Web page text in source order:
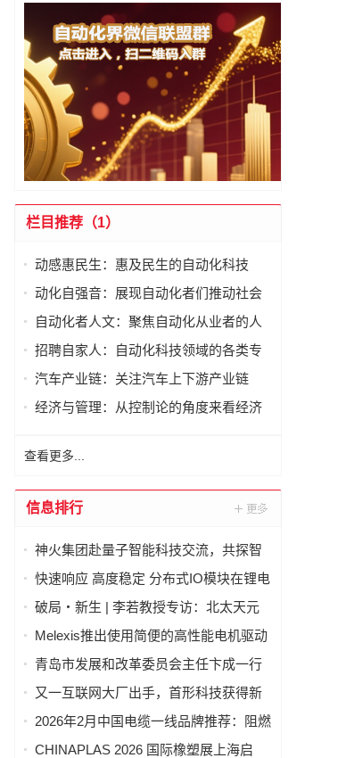
栏目推荐（1）
动感惠民生：惠及民生的自动化科技
动化自强音：展现自动化者们推动社会
进步发出的响亮声音
自动化者人文：聚焦自动化从业者的人
文思考
招聘自家人：自动化科技领域的各类专
家及人才需求资讯
汽车产业链：关注汽车上下游产业链
经济与管理：从控制论的角度来看经济
查看更多...
信息排行
神火集团赴量子智能科技交流，共探智
能化矿山新未来
快速响应 高度稳定 分布式IO模块在锂电
池制造的优势揭秘 | 支持Modbus、
EtherCAT、Ethernet/IP、BACnet/IP等多
种协议
破局・新生 | 李若教授专访：北太天元
打破 30 年垄断，国产科学计算软件崛起
Melexis推出使用简便的高性能电机驱动
芯片，助力三相风扇实现快速、免代码
青岛市发展和改革委员会主任卞成一行
到国创中心调研指导
又一互联网大厂出手，首形科技获得新
一轮数亿元A1轮融资｜人脸机器人首次
2026年2月中国电缆一线品牌推荐：阻燃
防火电缆国内一线品牌推荐排名名单
CHINAPLAS 2026 国际橡塑展上海启